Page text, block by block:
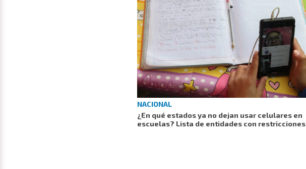
NACIONAL
¿En qué estados ya no dejan usar celulares en
escuelas? Lista de entidades con restricciones